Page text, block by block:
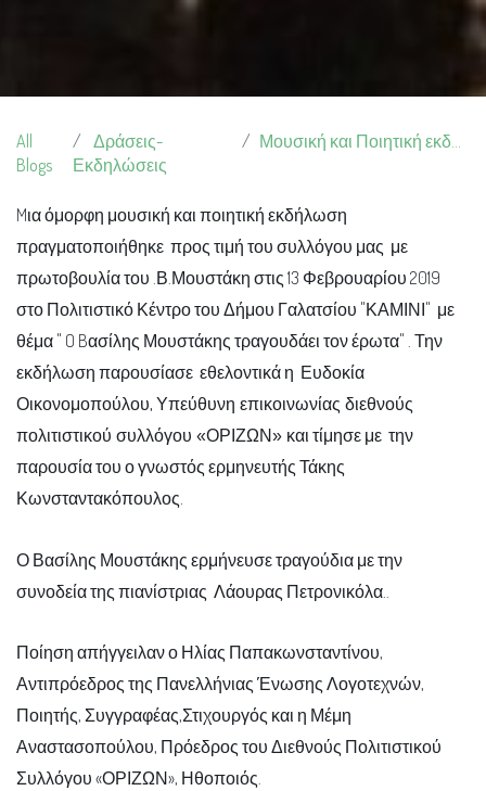
All
Blogs
Δράσεις-
Εκδηλώσεις
Μουσική και Ποιητική εκδήλωση
Mια όμορφη μουσική και ποιητική εκδήλωση
πραγματοποιήθηκε προς τιμή του συλλόγου μας με
πρωτοβουλία του .Β.Μουστάκη στις 13 Φεβρουαρίου 2019
στο Πολιτιστικό Κέντρο του Δήμου Γαλατσίου "ΚΑΜΙΝΙ" με
θέμα " O Bασίλης Μουστάκης τραγουδάει τον έρωτα" . Την
εκδήλωση παρουσίασε εθελοντικά η Ευδοκία
Οικονομοπούλου, Υπεύθυνη επικοινωνίας διεθνούς
πολιτιστικού συλλόγου «ΟΡΙΖΩΝ» και τίμησε με την
παρουσία του ο γνωστός ερμηνευτής Τάκης
Κωνσταντακόπουλος.
Ο Βασίλης Μουστάκης ερμήνευσε τραγούδια με την
συνοδεία της πιανίστριας Λάουρας Πετρονικόλα
Ποίηση απήγγειλαν ο Ηλίας Παπακωνσταντίνου,
Αντιπρόεδρος της Πανελλήνιας Ένωσης Λογοτεχνών,
Ποιητής, Συγγραφέας,Στιχουργός και η Μέμη
Αναστασοπούλου, Πρόεδρος του Διεθνούς Πολιτιστικού
Συλλόγου «ΟΡΙΖΩΝ», Ηθοποιός.